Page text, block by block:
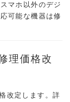
マホ以外のデジ
可能な機器は修
理価格改
改定します。詳